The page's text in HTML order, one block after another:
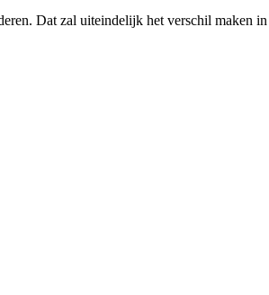
Dat zal uiteindelijk het verschil maken